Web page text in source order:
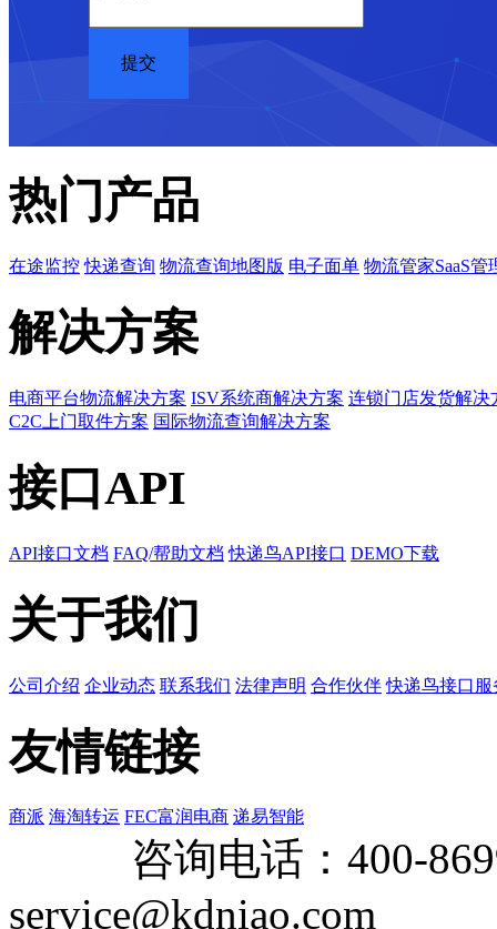
热门产品
在途监控 快递查询 物流查询地图版 电子面单 物流管家SaaS管
解决方案
电商平台物流解决方案 ISV系统商解决方案 连锁门店发货解决
C2C上门取件方案 国际物流查询解决方案
接口API
API接口文档 FAQ/帮助文档 快递鸟API接口 DEMO下载
关于我们
公司介绍 企业动态 联系我们 法律声明 合作伙伴 快递鸟接口服
友情链接
商派 海淘转运 FEC富润电商 递易智能
咨询电话： 400-
service@kdniao.com